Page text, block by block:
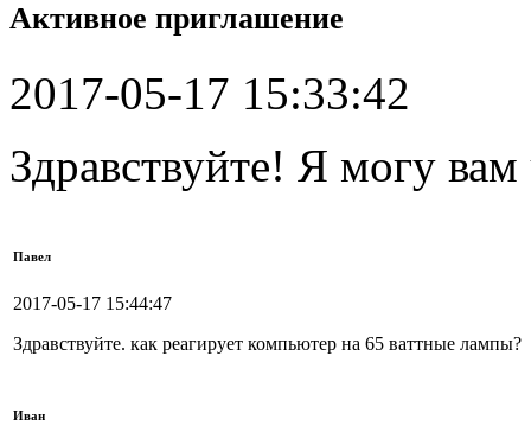
Активное приглашение
2017-05-17 15:33:42
Здравствуйте! Я могу
Павел
2017-05-17 15:44:47
Здравствуйте. как реагирует компьютер на 65 ваттные лампы?
Иван